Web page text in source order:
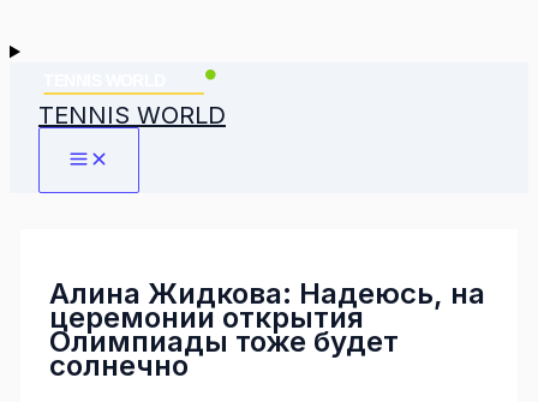
TENNIS WORLD
Алина Жидкова: Надеюсь, на
церемонии открытия
Олимпиады тоже будет
солнечно